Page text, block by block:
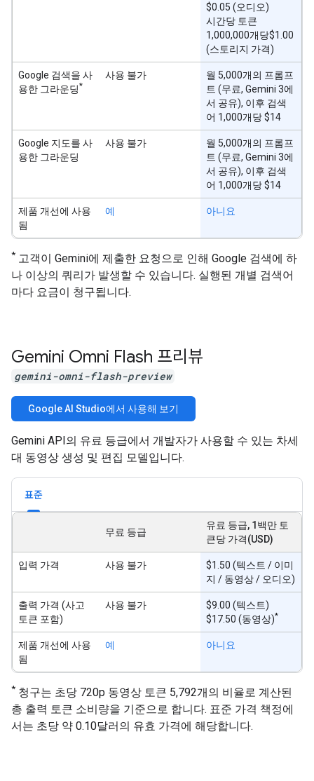
$0.05 (오디오)
시간당 토큰
1,000,000개당$1.00
(스토리지 가격)
Google 검색을 사
용한 그라운딩*
사용 불가
월 5,000개의 프롬프
트 (무료, Gemini 3에
서 공유), 이후 검색
어 1,000개당 $14
Google 지도를 사
용한 그라운딩
사용 불가
월 5,000개의 프롬프
트 (무료, Gemini 3에
서 공유), 이후 검색
어 1,000개당 $14
제품 개선에 사용
됨
예 아니요
* 고객이 Gemini에 제출한 요청으로 인해 Google 검색에 하
나 이상의 쿼리가 발생할 수 있습니다. 실행된 개별 검색어
마다 요금이 청구됩니다.
Gemini Omni Flash 프리뷰
gemini-omni-flash-preview
Google AI Studio에서 사용해 보기
Gemini API의 유료 등급에서 개발자가 사용할 수 있는 차세
대 동영상 생성 및 편집 모델입니다.
표준
무료 등급
유료 등급, 1백만 토
큰당 가격(USD)
입력 가격 사용 불가
$1.50 (텍스트 / 이미
지 / 동영상 / 오디오)
출력 가격 (사고
토큰 포함)
사용 불가
$9.00 (텍스트)
$17.50 (동영상)*
제품 개선에 사용
됨
예 아니요
* 청구는 초당 720p 동영상 토큰 5,792개의 비율로 계산된
총 출력 토큰 소비량을 기준으로 합니다. 표준 가격 책정에
서는 초당 약 0.10달러의 유효 가격에 해당합니다.